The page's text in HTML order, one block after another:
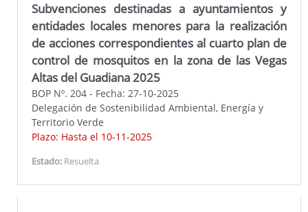
Subvenciones destinadas a ayuntamientos y
entidades locales menores para la realización
de acciones correspondientes al cuarto plan de
control de mosquitos en la zona de las Vegas
Altas del Guadiana 2025
BOP Nº. 204 - Fecha: 27-10-2025
Delegación de Sostenibilidad Ambiental, Energía y
Territorio Verde
Plazo: Hasta el 10-11-2025
Estado: Resuelta